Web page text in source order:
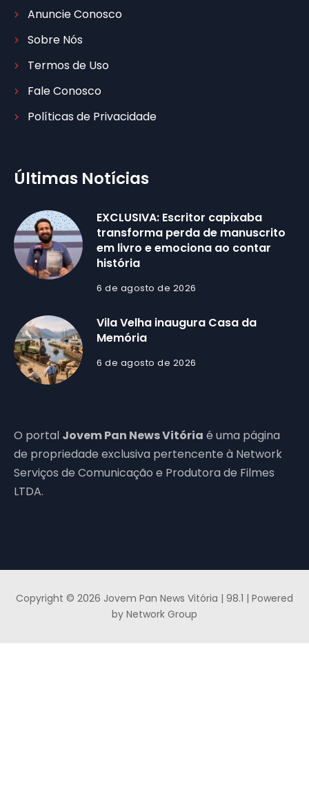
Anuncie Conosco
Sobre Nós
Termos de Uso
Fale Conosco
Políticas de Privacidade
Últimas Notícias
EXCLUSIVA: Escritor capixaba
transforma perda de manuscrito
em livro e emociona ao contar
história
6 de agosto de 2026
Vila Velha inaugura Casa da
Memória
6 de agosto de 2026
O portal Jovem Pan News Vitória é uma página
de propriedade exclusiva pertencente à Network
Serviços de Comunicação e Produtora de Filmes
LTDA.
Copyright © 2026 Jovem Pan News Vitória | 98.1 | Powered
by Network Group